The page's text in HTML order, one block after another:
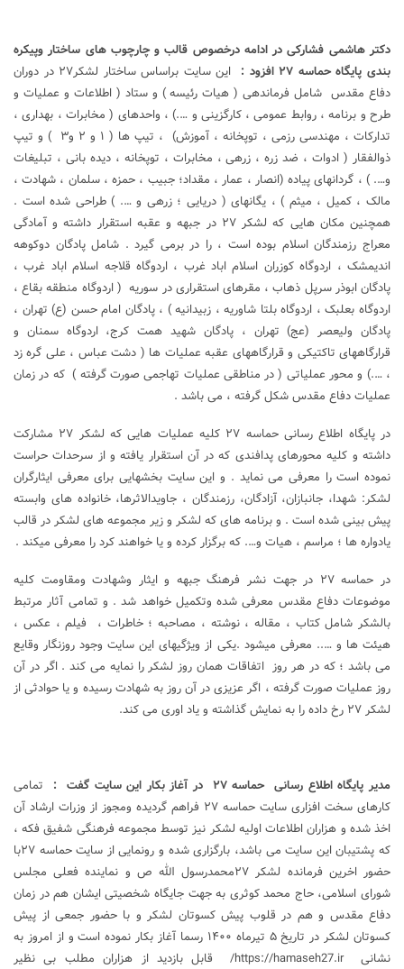
دکتر هاشمی فشارکی در ادامه درخصوص قالب و چارچوب های ساختار وپیکره
بندی پایگاه حماسه ۲۷ افزود
:
این سایت براساس ساختار لشکر۲۷ در دوران
دفاع مقدس شامل فرماندهی ( هیات رئیسه ) و ستاد ( اطلاعات و عملیات و
طرح و برنامه ، روابط عمومی ، کارگزینی و ….) ، واحدهای ( مخابرات ، بهداری ،
تدارکات ، مهندسی رزمی ، توپخانه ، آموزش) ، تیپ ها ( ۱ و ۲ و۳ ) و تیپ
ذوالفقار ( ادوات ، ضد زره ، زرهی ، مخابرات ، توپخانه ، دیده بانی ، تبلیغات
و…. ) ، گردانهای پیاده (انصار ، عمار ، مقداد؛ جبیب ، حمزه ، سلمان ، شهادت ،
مالک ، کمیل ، میثم ) ، یگانهای ( دریایی ؛ زرهی و …. ) طراحی شده است .
همچنین مکان هایی که لشکر ۲۷ در جبهه و عقبه استقرار داشته و آمادگی
معراج رزمندگان اسلام بوده است ، را در برمی گیرد . شامل پادگان دوکوهه
اندیمشک ، اردوگاه کوزران اسلام اباد غرب ، اردوگاه قلاجه اسلام اباد غرب ،
پادگان ابوذر سرپل ذهاب ، مقرهای استقراری در سوریه ( اردوگاه منطقه بقاع ،
اردوگاه بعلبک ، اردوگاه بلتا شاوریه ، زبیدانیه ) ، پادگان امام حسن (ع) تهران ،
پادگان ولیعصر (عج) تهران ، پادگان شهید همت کرج، اردوگاه سمنان و
قرارگاههای تاکتیکی و قرارگاههای عقبه عملیات ها ( دشت عباس ، علی گره زد
، ….) و محور عملیاتی ( در مناطقی عملیات تهاجمی صورت گرفته ) که در زمان
عملیات دفاع مقدس شکل گرفته ، می باشد .
در پایگاه اطلاع رسانی حماسه ۲۷ کلیه عملیات هایی که لشکر ۲۷ مشارکت
داشته و کلیه محورهای پدافندی که در آن استقرار یافته و از سرحدات حراست
نموده است را معرفی می نماید . و این سایت بخشهایی برای معرفی ایثارگران
لشکر: شهدا، جانبازان، آزادگان، رزمندگان ، جاویدالاثرها، خانواده های وابسته
پیش بینی شده است . و برنامه های که لشکر و زیر مجموعه های لشکر در قالب
یادواره ها ؛ مراسم ، هیات و…. که برگزار کرده و یا خواهند کرد را معرفی میکند .
در حماسه ۲۷ در جهت نشر فرهنگ جبهه و ایثار وشهادت ومقاومت کلیه
موضوعات دفاع مقدس معرفی شده وتکمیل خواهد شد . و تمامی آثار مرتبط
بالشکر شامل کتاب ، مقاله ، نوشته ، مصاحبه ؛ خاطرات ، فیلم ، عکس ،
هیئت ها و ….. معرفی میشود .یکی از ویژگیهای این سایت وجود روزنگار وقایع
می باشد ؛ که در هر روز اتفاقات همان روز لشکر را نمایه می کند . اگر در آن
روز عملیات صورت گرفته ، اگر عزیزی در آن روز به شهادت رسیده و یا حوادثی از
لشکر ۲۷ رخ داده را به نمایش گذاشته و یاد اوری می کند.
مدیر پایگاه اطلاع رسانی حماسه ۲۷ در آغاز بکار این سایت گفت :
تمامی
کارهای سخت افزاری سایت حماسه ۲۷ فراهم گردیده ومجوز از وزرات ارشاد آن
اخذ شده و هزاران اطلاعات اولیه لشکر نیز توسط مجموعه فرهنگی شفیق فکه ،
که پشتیبان این سایت می باشد، بارگزاری شده و رونمایی از سایت حماسه ۲۷با
حضور اخرین فرمانده لشکر ۲۷محمدرسول الله ص و نماینده فعلی مجلس
شورای اسلامی، حاج محمد کوثری به جهت جایگاه شخصیتی ایشان هم در زمان
دفاع مقدس و هم در قلوب پیش کسوتان لشکر و با حضور جمعی از پیش
کسوتان لشکر در تاریخ ۵ تیرماه ۱۴۰۰ رسما آغاز بکار نموده است و از امروز به
نشانیhttps://hamaseh27.ir/ قابل بازدید از هزاران مطلب بی نظیر